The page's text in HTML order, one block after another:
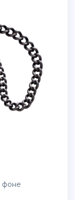
фоне